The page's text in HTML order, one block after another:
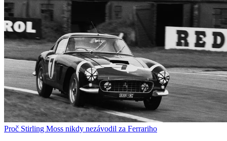
Proč Stirling Moss nikdy nezávodil za Ferrariho